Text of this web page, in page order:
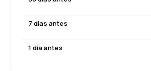
7 dias antes
1 dia antes